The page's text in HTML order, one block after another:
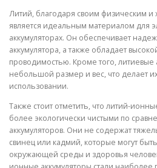
Литий, благодаря своим физическим и
является идеальным материалом для
аккумуляторах. Он обеспечивает
аккумулятора, а также обладает
проводимостью. Кроме того, литиевые
небольшой размер и вес, что делает
использовании.
Также стоит отметить, что литий-
более экологически чистыми по
аккумуляторов. Они не содержат
свинец или кадмий, которые могут
окружающей среды и здоровья